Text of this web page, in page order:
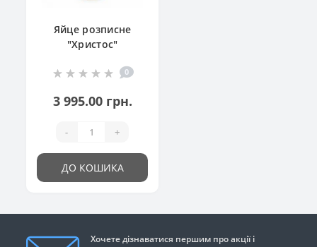
Яйце розписне
"Христос"
0
3 995.00 грн.
- +
ДО КОШИКА
Хочете дізнаватися першим про акції і